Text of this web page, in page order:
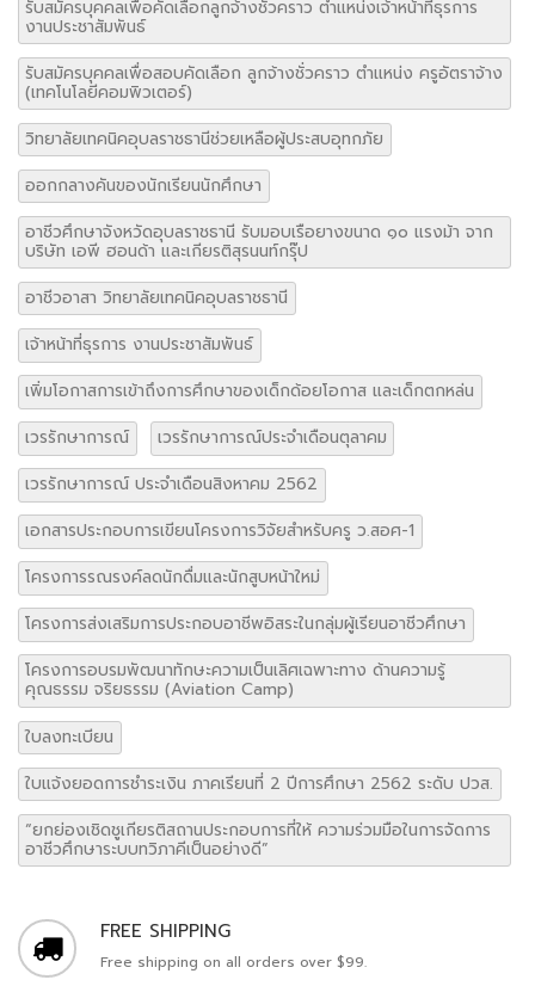
รับสมัครบุคคลเพื่อคัดเลือกลูกจ้างชั่วคราว ตำแหน่งเจ้าหน้าที่ธุรการ
งานประชาสัมพันธ์
รับสมัครบุคคลเพื่อสอบคัดเลือก ลูกจ้างชั่วคราว ตำแหน่ง ครูอัตราจ้าง
(เทคโนโลยีคอมพิวเตอร์)
วิทยาลัยเทคนิคอุบลราชธานีช่วยเหลือผู้ประสบอุทกภัย
ออกกลางคันของนักเรียนนักศึกษา
อาชีวศึกษาจังหวัดอุบลราชธานี รับมอบเรือยางขนาด ๑๐ แรงม้า จาก
บริษัท เอพี ฮอนด้า และเกียรติสุรนนท์กรุ๊ป
อาชีวอาสา วิทยาลัยเทคนิคอุบลราชธานี
เจ้าหน้าที่ธุรการ งานประชาสัมพันธ์
เพิ่มโอกาสการเข้าถึงการศึกษาของเด็กด้อยโอกาส และเด็กตกหล่น
เวรรักษาการณ์
เวรรักษาการณ์ประจำเดือนตุลาคม
เวรรักษาการณ์ ประจำเดือนสิงหาคม 2562
เอกสารประกอบการเขียนโครงการวิจัยสำหรับครู ว.สอศ-1
โครงการรณรงค์ลดนักดื่มและนักสูบหน้าใหม่
โครงการส่งเสริมการประกอบอาชีพอิสระในกลุ่มผู้เรียนอาชีวศึกษา
โครงการอบรมพัฒนาทักษะความเป็นเลิศเฉพาะทาง ด้านความรู้
คุณธรรม จริยธรรม (Aviation Camp)
ใบลงทะเบียน
ใบแจ้งยอดการชำระเงิน ภาคเรียนที่ 2 ปีการศึกษา 2562 ระดับ ปวส.
“ยกย่องเชิดชูเกียรติสถานประกอบการที่ให้ ความร่วมมือในการจัดการ
อาชีวศึกษาระบบทวิภาคีเป็นอย่างดี”
FREE SHIPPING
Free shipping on all orders over $99.